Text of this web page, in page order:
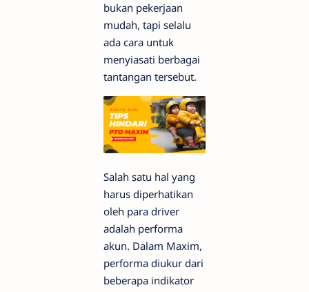
bukan pekerjaan
mudah, tapi selalu
ada cara untuk
menyiasati berbagai
tantangan tersebut.
Salah satu hal yang
harus diperhatikan
oleh para driver
adalah performa
akun. Dalam Maxim,
performa diukur dari
beberapa indikator